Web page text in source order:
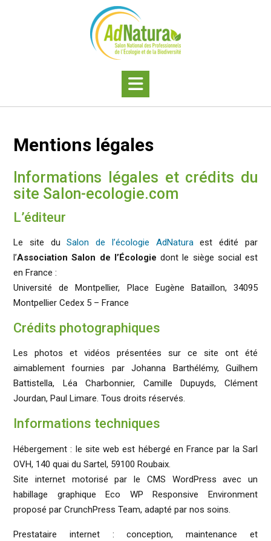
Mentions légales
Informations légales et crédits du
site Salon-ecologie.com
L’éditeur
Le site duSalon de l’écologie AdNaturaest édité par
l’Association Salon de l’Écologie dont le siège social est
en France :
Université de Montpellier, Place Eugène Bataillon, 34095
Montpellier Cedex 5 – France
Crédits photographiques
Les photos et vidéos présentées sur ce site ont été
aimablement fournies par Johanna Barthélémy, Guilhem
Battistella, Léa Charbonnier, Camille Dupuyds, Clément
Jourdan, Paul Limare. Tous droits réservés.
Informations techniques
Hébergement : le site web est hébergé en France par la Sarl
OVH, 140 quai du Sartel, 59100 Roubaix.
Site internet motorisé par le CMS WordPress avec un
habillage graphique Eco WP Responsive Environment
proposé par CrunchPress Team, adapté par nos soins.
Prestataire internet : conception, maintenance et